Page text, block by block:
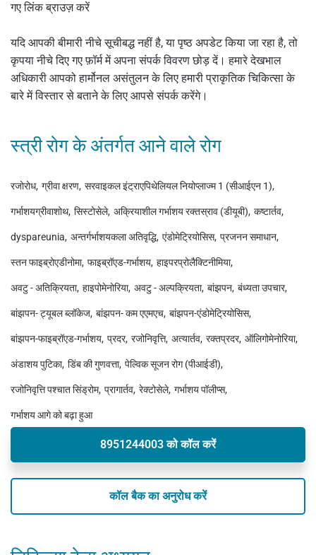
गए लिंक ब्राउज़ करें
यदि आपकी बीमारी नीचे सूचीबद्ध नहीं है, या पृष्ठ अपडेट किया जा रहा है, तो
कृपया नीचे दिए गए फ़ॉर्म में अपना संपर्क विवरण छोड़ दें। हमारे देखभाल
अधिकारी आपको हार्मोनल असंतुलन के लिए हमारी प्राकृतिक चिकित्सा के
बारे में विस्तार से बताने के लिए आपसे संपर्क करेंगे।
स्त्री रोग के अंतर्गत आने वाले रोग
रजोरोध ग्रीवा क्षरण सरवाइकल इंट्राएपिथेलियल नियोप्लाज्म 1 (सीआईएन 1)
गर्भाशयग्रीवाशोथ सिस्टोसेले अक्रियाशील गर्भाशय रक्तस्राव (डीयूबी) कष्टार्तव
dyspareunia अन्तर्गर्भाशयकला अतिवृद्धि एंडोमेट्रियोसिस​ प्रजनन समाधान
स्तन फाइब्रोएडीनोमा फाइब्रॉएड-गर्भाशय हाइपरप्रोलैक्टिनीमिया
अवटु - अतिक्रियता हाइपोमेनोरिया अवटु - अल्पक्रियता बांझपन बंध्यता उपचार
बांझपन- ट्यूबल ब्लॉकेज बांझपन- कम एएमएच बांझपन-एंडोमेट्रियोसिस
बांझपन-फाइब्रॉएड-गर्भाशय प्रदर रजोनिवृत्ति अत्यार्तव रक्तप्रदर ऑलिगोमेनोरिया
अंडाशय पुटिका डिंब की गुणवत्ता पेल्विक सूजन रोग (पीआईडी)
रजोनिवृत्ति पश्चात सिंड्रोम प्रागार्तव रेक्टोसेले गर्भाशय पॉलीप्स
गर्भाशय आगे को बढ़ा हुआ
8951244003 को कॉल करें
कॉल बैक का अनुरोध करें